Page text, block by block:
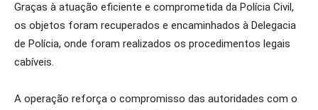
Graças à atuação eficiente e comprometida da Polícia Civil,
os objetos foram recuperados e encaminhados à Delegacia
de Polícia, onde foram realizados os procedimentos legais
cabíveis.
A operação reforça o compromisso das autoridades com o